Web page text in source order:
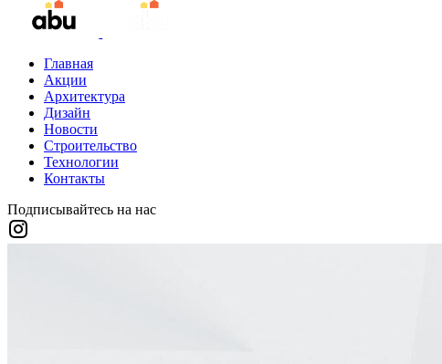
Главная
Акции
Архитектура
Дизайн
Новости
Строительство
Технологии
Контакты
Подписывайтесь на нас